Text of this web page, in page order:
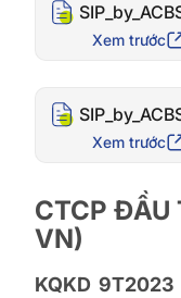
Xem trước
Xem trước
CTCP ĐẦU
VN)
KQKD